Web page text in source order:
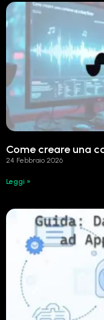
Come creare una
24 Febbraio 2026
Leggi »